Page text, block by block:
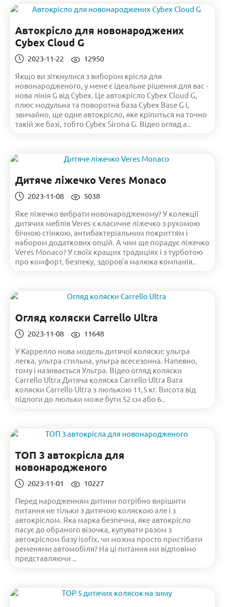
Автокрісло для новонароджених
Cybex Cloud G
2023-11-22
12950
Якщо ви зіткнулися з вибором крісла для
новонародженого, у мене є ідеальне рішення для вас -
нова лінія G від Cybex. Це автокрісло Cybex Cloud G,
плюс модульна та поворотна база Cybex Base G і,
звичайно, ще одне автокрісло, яке кріпиться на точно
такій же базі, тобто Cybex Sirona G. Відео огляд а..
Дитяче ліжечко Veres Monaco
2023-11-08
5038
Яке ліжечко вибрати новонародженому? У колекції
дитячих меблів Veres є класичне ліжечко з рухомою
бічною стінкою, антибактеріальним покриттям і
набором додаткових опцій. А чим ще порадує ліжечко
Veres Monaco? У своїх кращих традиціях і з турботою
про комфорт, безпеку, здоров'я малюка компанія..
Огляд коляски Carrello Ultra
2023-11-08
11648
У Каррелло нова модель дитячої коляски: ультра
легка, ультра стильна, ультра всесезонна. Напевно,
тому і називається Ультра. Відео огляд коляски
Carrello Ultra Дитяча коляска Carrello Ultra Вага
коляски Carrello Ultra з люлькою 11,5 кг. Висота від
підлоги до люльки може бути 52 см або 6..
ТОП 3 автокрісла для
новонародженого
2023-11-01
10227
Перед народженням дитини потрібно вирішити
питання не тільки з дитячою коляскою але і з
автокріслом. Яка марка безпечна, яке автокрісло
пасує до обраного візочка, купувати разом з
автокріслом базу isofix, чи можна просто пристібати
ременями автомобіля? На ці питання ми відповімо
представляючи ..